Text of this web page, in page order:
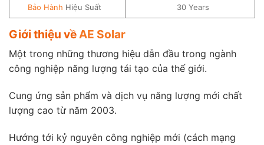
Bảo Hành Hiệu Suất 30 Years
Giới thiệu về AE Solar
Một trong những thương hiệu dẫn đầu trong ngành
công nghiệp năng lượng tái tạo của thế giới.
Cung ứng sản phẩm và dịch vụ năng lượng mới chất
lượng cao từ năm 2003.
Hướng tới kỷ nguyên công nghiệp mới (cách mạng